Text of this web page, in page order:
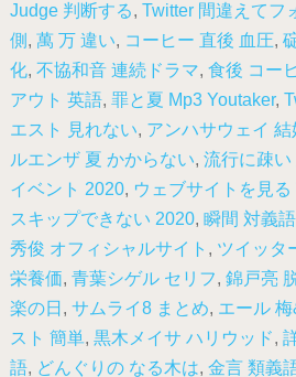
Judge 判断する, Twitter 間違えてフ
側 , 萬 万 違い, コーヒー 直後 血圧,
化, 不協和音 連続ドラマ, 食後 コー
アウト 英語, 罪と夏 Mp3 Youtaker,
エスト 見れない, アンハサウェイ 結
ルエンザ 夏 かからない, 流行に疎い
イベント 2020, ウェブサイトを見る
スキップできない 2020, 瞬間 対義語
秀俊 オフィシャルサイト , ツイッタ
栄養価, 青葉シゲル セリフ, 錦戸亮
楽の日 , サムライ8 まとめ, エール
スト 簡単, 黒木メイサ ハリウッド,
語, どんぐりの なる木は, 金言 類義